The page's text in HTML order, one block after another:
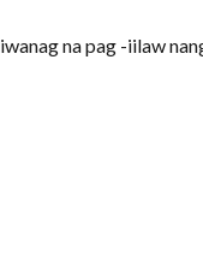
na pag -iilaw